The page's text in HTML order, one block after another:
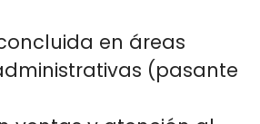
en áreas
(pasante